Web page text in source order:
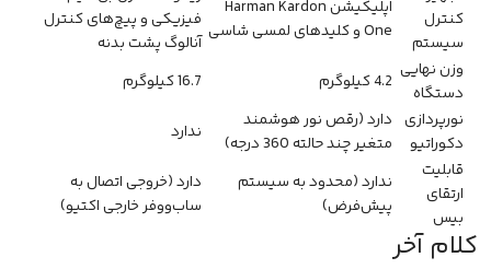
کنترل
سیستم
اپلیکیشن Harman Kardon
One و کلیدهای لمسی شاسی
فیزیکی و پیچ‌های کنترل
آنالوگ پشت بدنه
وزن نهایی
دستگاه
4.2 کیلوگرم
16.7 کیلوگرم
نورپردازی
دکوراتیو
دارد(رقص نور هوشمند
متغیر چند حالته 360 درجه)
ندارد
قابلیت
ارتقای
بیس
ندارد(محدود به سیستم
پیش‌فرض)
دارد(خروجی اتصال به
ساب‌ووفر خارجی اکتیو)
کلام آخر